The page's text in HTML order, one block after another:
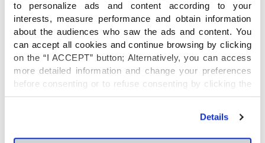
to personalize ads and content according to your
interests, measure performance and obtain information
about the audiences who saw the ads and content. You
can accept all cookies and continue browsing by clicking
on the “I ACCEPT” button; Alternatively, you can access
more detailed information and change your preferences
before consenting or to refuse consenting by clicking the
"Personalize" button. For more information you can visit
Details
el compromiso… son básicas para plantear la
educación. Pero tenemos que ir más lejos. La
creatividad, elpensamiento divergentey la
inteligencia emocional son ya imprescindibles
para el desarrollo de la persona y unas
herramientas esenciales para su desempeño